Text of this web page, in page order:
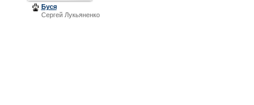
Буся
Сергей Лукьяненко